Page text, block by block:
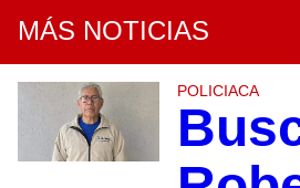
MÁS NOTICIAS
POLICIACA